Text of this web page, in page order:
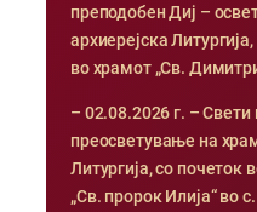
преподобен Диј –
архиерејска
во храмот „Св.
– 02.08.2026 г. – Свети
преосветување на
Литургија, со почеток
„Св. пророк Илија“ во